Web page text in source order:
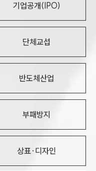
기업공개(IPO)
단체교섭
반도체산업
부패방지
상표·디자인